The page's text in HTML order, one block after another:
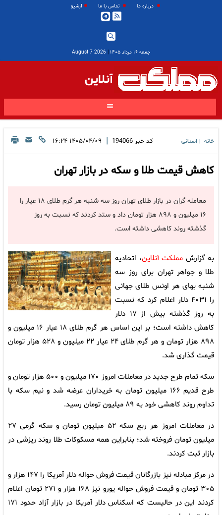
درباره ما تماس با ما آرشیو
جمعه ۱۶ مرداد ۱۴۰۵ |
2026 August 7
آنلاین
خانه استانی کد خبر 194066
| ۱۴۰۵/۰۴/۰۹ ۱۶:۲۴
کاهش قیمت طلا و سکه در بازار تهران
معامله گران در بازار طلای تهران روز سه شنبه هر گرم طلای ۱۸ عیار را
۱۶ میلیون و ۸۹۸ هزار تومان داد و ستد کردند که نسبت به روز
گذشته روند کاهشی داشته است.
به گزارش مملکت آنلاین، اتحادیه
طلا و جواهر تهران برای روز سه
شنبه بهای هر اونس طلای جهانی
را ۴۰۳۱ دلار اعلام کرد که نسبت
به روز گذشته بیش از ۱۷ دلار
کاهش داشته است؛ بر این اساس هر گرم طلای ۱۸ عیار ۱۶ میلیون و
۸۹۸ هزار تومان و هر گرم طلای ۲۴ عیار ۲۲ میلیون و ۵۲۸ هزار تومان
قیمت گذاری شد.
سکه تمام طرح جدید در معاملات امروز ۱۷۰ میلیون و ۵۰۰ هزار تومان و
طرح قدیم ۱۶۶ میلیون تومان به خریداران عرضه شد و نیم سکه با
تداوم روند کاهشی خود به ۸۹ میلیون تومان رسید.
در معاملات امروز هر ربع سکه ۵۲ میلیون تومان و سکه گرمی ۲۷
میلیون تومان فروخته شد؛ بنابراین همه مسکوکات طلا روند ریزشی در
بازار ثبت کردند.
در مرکز مبادله نیز بازرگانان قیمت فروش حواله دلار آمریکا را ۱۴۷ هزار و
۳۰۵ تومان و قیمت فروش حواله یورو نیز ۱۶۸ هزار و ۲۷۱ تومان اعلام
کردند این در حالیست که اسکناس دلار آمریکا در بازار آزاد حدود ۱۷۱